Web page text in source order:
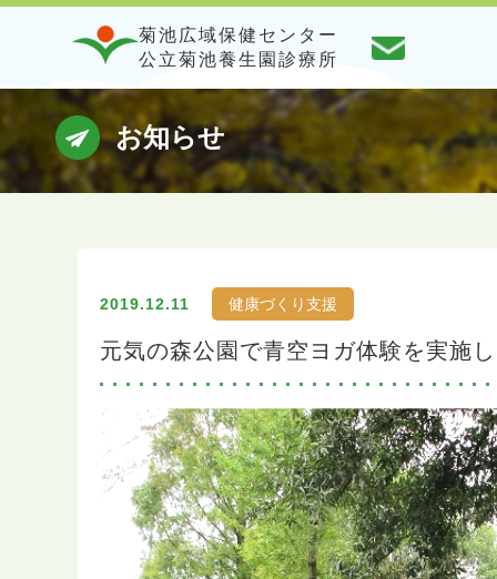
菊池広域保健センター
公立菊池養生園診療所
お知らせ
2019.12.11 健康づくり支援
元気の森公園で青空ヨガ体験を実施